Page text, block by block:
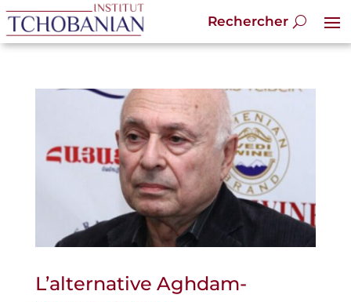
L’alternative Aghdam-